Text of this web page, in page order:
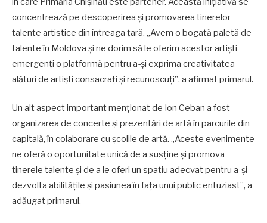
concentrează pe descoperirea și promovarea tinerelor
talente artistice din întreaga țară. „Avem o bogată paletă de
talente în Moldova și ne dorim să le oferim acestor artiști
emergenți o platformă pentru a-și exprima creativitatea
alături de artiști consacrați și recunoscuți”, a afirmat primarul.
Un alt aspect important menționat de Ion Ceban a fost
organizarea de concerte și prezentări de artă în parcurile din
capitală, în colaborare cu școlile de artă. „Aceste evenimente
ne oferă o oportunitate unică de a susține și promova
tinerele talente și de a le oferi un spațiu adecvat pentru a-și
dezvolta abilitățile și pasiunea în fața unui public entuziast”, a
adăugat primarul.